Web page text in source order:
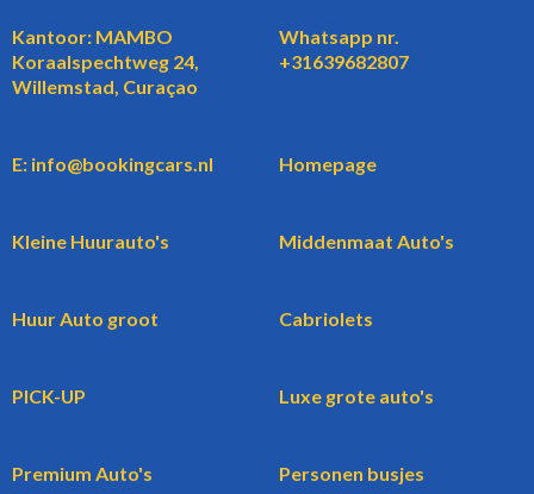
Kantoor: MAMBO
Koraalspechtweg 24,
Willemstad, Curaçao
Whatsapp nr.
+31639682807
E: info@bookingcars.nl Homepage
Kleine Huurauto's Middenmaat Auto's
Huur Auto groot Cabriolets
PICK-UP Luxe grote auto's
Premium Auto's Personen busjes